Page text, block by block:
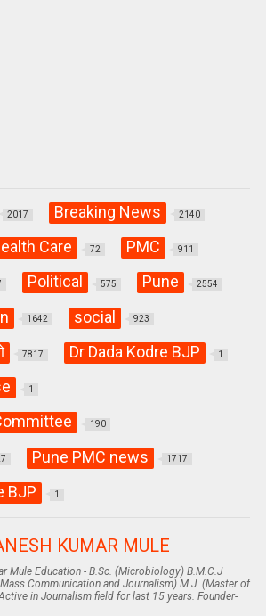
2017 Breaking News 2140
Care 72 PMC 911
Political 575 Pune 2554
1642 social 923
7817 Dr Dada Kodre BJP 1
1
190
Pune PMC news 1717
BJP 1
KUMAR MULE
Mule Education - B.Sc. (Microbiology) B.M.C.J
Communication and Journalism) M.J. (Master of
in Journalism field for last 15 years. Founder-